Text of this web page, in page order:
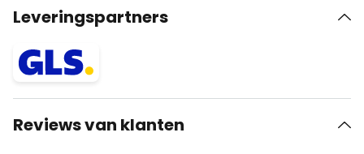
Leveringspartners
Reviews van klanten